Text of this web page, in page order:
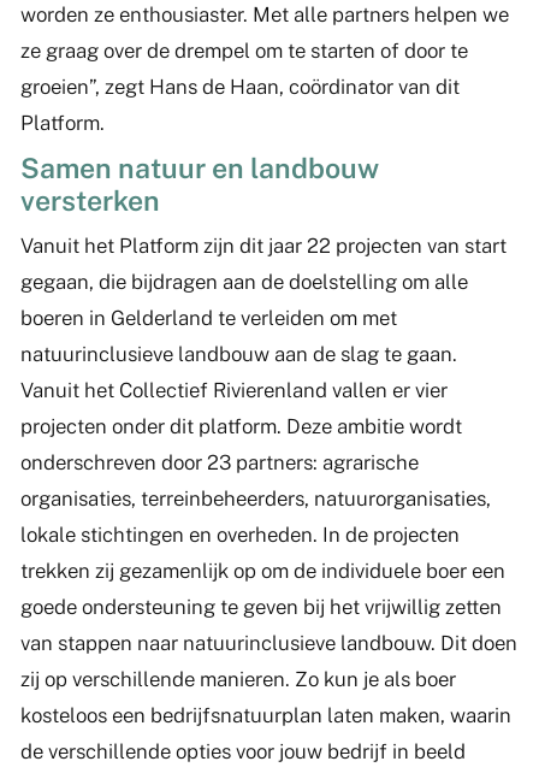
worden ze enthousiaster. Met alle partners helpen we
ze graag over de drempel om te starten of door te
groeien”, zegt Hans de Haan, coördinator van dit
Platform.
Samen natuur en landbouw
versterken
Vanuit het Platform zijn dit jaar 22 projecten van start
gegaan, die bijdragen aan de doelstelling om alle
boeren in Gelderland te verleiden om met
natuurinclusieve landbouw aan de slag te gaan.
Vanuit het Collectief Rivierenland vallen er vier
projecten onder dit platform. Deze ambitie wordt
onderschreven door 23 partners: agrarische
organisaties, terreinbeheerders, natuurorganisaties,
lokale stichtingen en overheden. In de projecten
trekken zij gezamenlijk op om de individuele boer een
goede ondersteuning te geven bij het vrijwillig zetten
van stappen naar natuurinclusieve landbouw. Dit doen
zij op verschillende manieren. Zo kun je als boer
kosteloos een bedrijfsnatuurplan laten maken, waarin
de verschillende opties voor jouw bedrijf in beeld